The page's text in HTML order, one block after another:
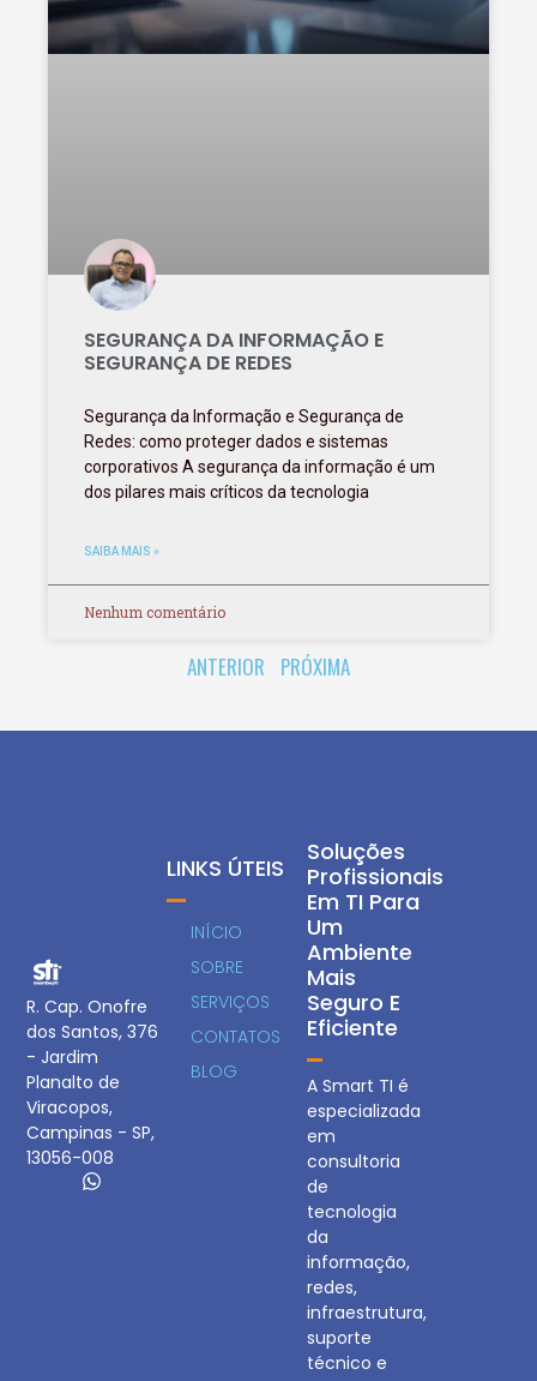
SEGURANÇA DA INFORMAÇÃO E
SEGURANÇA DE REDES
Segurança da Informação e Segurança de
Redes: como proteger dados e sistemas
corporativos A segurança da informação é um
dos pilares mais críticos da tecnologia
SAIBA MAIS »
Nenhum comentário
ANTERIOR PRÓXIMA
R. Cap. Onofre
dos Santos, 376
- Jardim
Planalto de
Viracopos,
Campinas - SP,
13056-008
Soluções
Profissionais
Em TI Para
Um
Ambiente
Mais
Seguro E
Eficiente
A Smart TI é
especializada
em
consultoria
de
tecnologia
da
informação,
redes,
infraestrutura,
suporte
técnico e
LINKS ÚTEIS
INÍCIO
SOBRE
SERVIÇOS
CONTATOS
BLOG